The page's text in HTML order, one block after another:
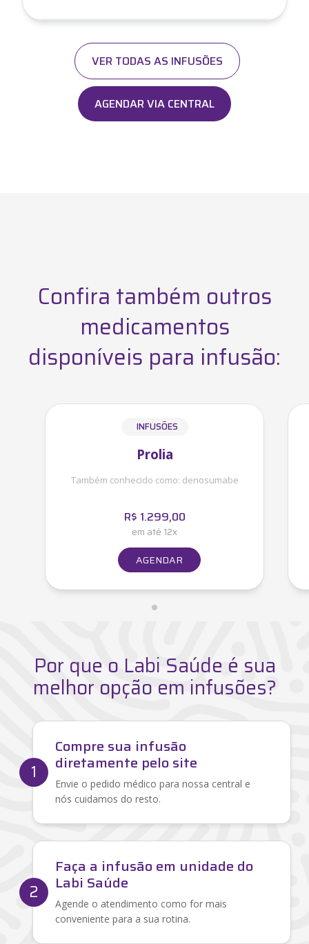
VER TODAS AS INFUSÕES
AGENDAR VIA CENTRAL
Confira também outros
medicamentos
disponíveis para infusão:
INFUSÕES
Prolia
Também conhecido como: denosumabe
R$ 1.299,00
em até 12x
AGENDAR
Por que o Labi Saúde é sua
melhor opção em infusões?
1
Compre sua infusão
diretamente pelo site
Envie o pedido médico para nossa central e
nós cuidamos do resto.
2
Faça a infusão em unidade do
Labi Saúde
Agende o atendimento como for mais
conveniente para a sua rotina.